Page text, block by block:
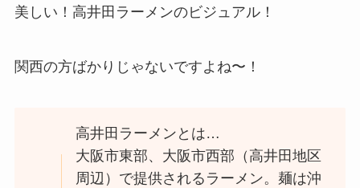
美しい！高井田ラーメンのビジュアル！
関西の方ばかりじゃないですよね〜！
高井田ラーメンとは…
大阪市東部、大阪市西部（高井田地区
周辺）で提供されるラーメン。麺は沖